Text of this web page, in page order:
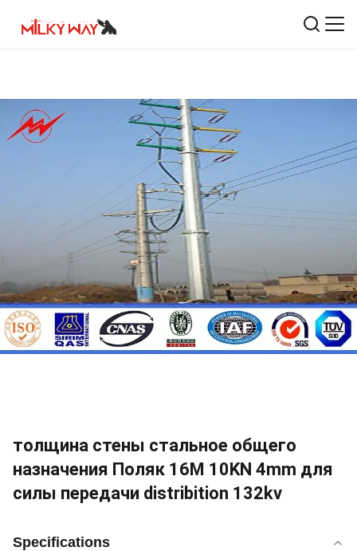
толщина стены стальное общего
назначения Поляк 16M 10KN 4mm для
силы передачи distribition 132kv
Specifications